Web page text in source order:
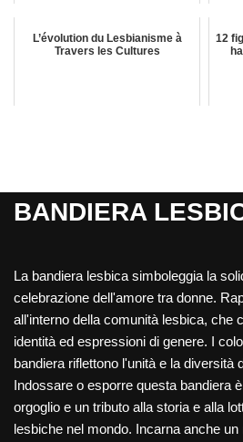
L’évolution du Lesbianisme à
Travers les Cultures
12
BANDIERA
La bandiera lesbica simboleggia la
celebrazione dell'amore tra donne.
all'interno della comunità lesbica, che
identità ed espressioni di genere. I
bandiera riflettono l'unità e la diversità
Indossare o esporre questa bandiera
orgoglio e un tributo alla storia e alla
lesbiche nel mondo. Incarna anche